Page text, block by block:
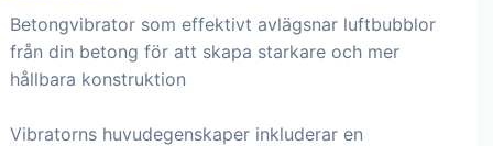
Betongvibrator som effektivt avlägsnar luftbubblor
från din betong för att skapa starkare och mer
hållbara konstruktion
Vibratorns huvudegenskaper inkluderar en